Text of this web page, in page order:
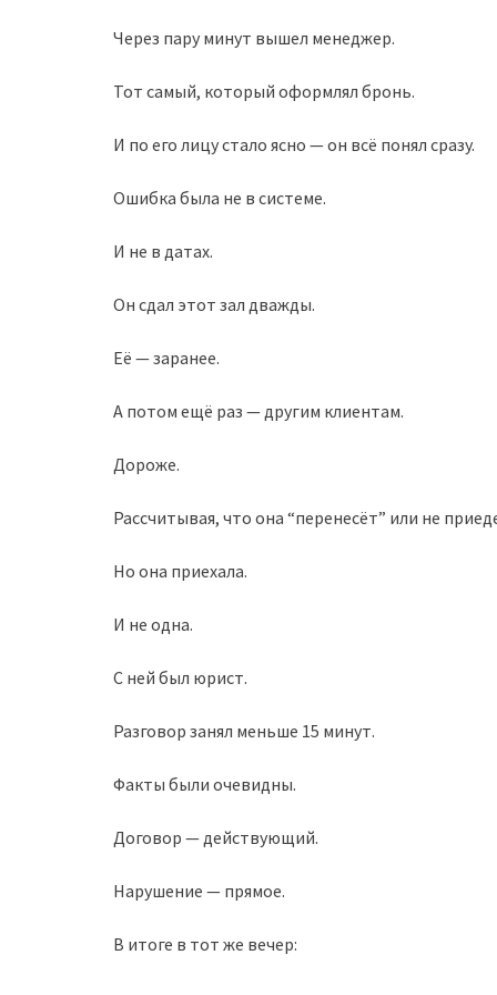
Через пару минут вышел менеджер.
Тот самый, который оформлял бронь.
И по его лицу стало ясно — он всё понял сразу.
Ошибка была не в системе.
И не в датах.
Он сдал этот зал дважды.
Её — заранее.
А потом ещё раз — другим клиентам.
Дороже.
Рассчитывая, что она “перенесёт” или не
Но она приехала.
И не одна.
С ней был юрист.
Разговор занял меньше 15 минут.
Факты были очевидны.
Договор — действующий.
Нарушение — прямое.
В итоге в тот же вечер: